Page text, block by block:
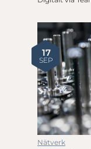
17
SEP
Nätverk